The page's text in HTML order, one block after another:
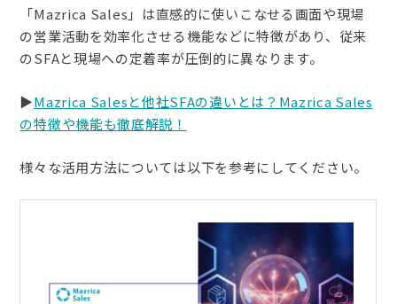
「Mazrica Sales」は直感的に使いこなせる画面や現場
の営業活動を効率化させる機能などに特徴があり、従来
のSFAと現場への定着率が圧倒的に異なります。
▶︎Mazrica Salesと他社SFAの違いとは？Mazrica Sales
の特徴や機能も徹底解説！
様々な活用方法については以下を参考にしてください。